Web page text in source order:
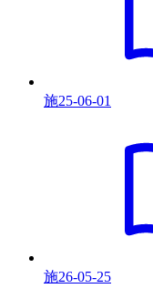
施25-06-01
施26-05-25